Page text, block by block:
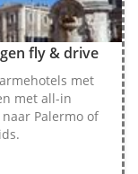
fly & drive
met
met all-in
Palermo of